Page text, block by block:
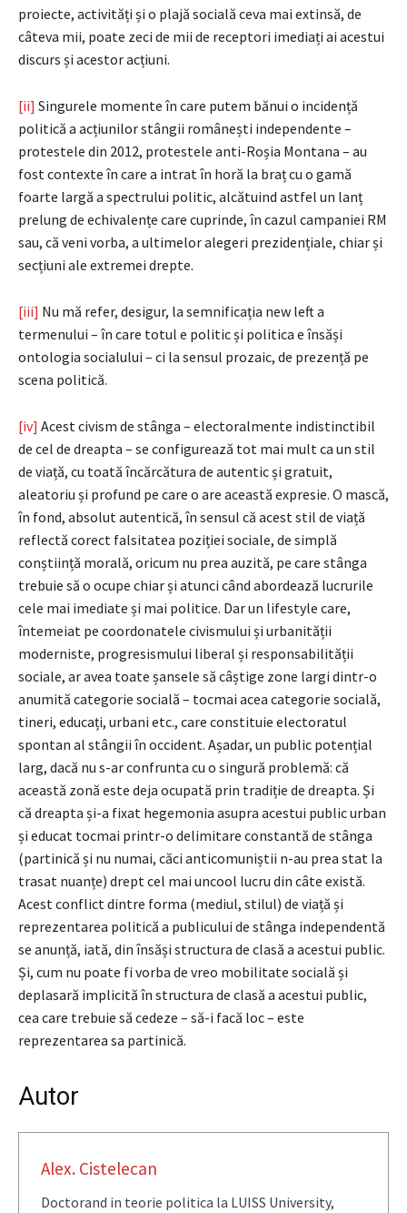
proiecte, activități și o plajă socială ceva mai extinsă, de
câteva mii, poate zeci de mii de receptori imediați ai acestui
discurs și acestor acțiuni.
[ii] Singurele momente în care putem bănui o incidență
politică a acțiunilor stângii românești independente –
protestele din 2012, protestele anti-Roșia Montana – au
fost contexte în care a intrat în horă la braț cu o gamă
foarte largă a spectrului politic, alcătuind astfel un lanț
prelung de echivalențe care cuprinde, în cazul campaniei RM
sau, că veni vorba, a ultimelor alegeri prezidențiale, chiar și
secțiuni ale extremei drepte.
[iii] Nu mă refer, desigur, la semnificația new left a
termenului – în care totul e politic și politica e însăși
ontologia socialului – ci la sensul prozaic, de prezență pe
scena politică.
[iv] Acest civism de stânga – electoralmente indistinctibil
de cel de dreapta – se configurează tot mai mult ca un stil
de viață, cu toată încărcătura de autentic și gratuit,
aleatoriu și profund pe care o are această expresie. O mască,
în fond, absolut autentică, în sensul că acest stil de viață
reflectă corect falsitatea poziției sociale, de simplă
conștiință morală, oricum nu prea auzită, pe care stânga
trebuie să o ocupe chiar și atunci când abordează lucrurile
cele mai imediate și mai politice. Dar un lifestyle care,
întemeiat pe coordonatele civismului și urbanității
moderniste, progresismului liberal și responsabilității
sociale, ar avea toate șansele să câștige zone largi dintr-o
anumită categorie socială – tocmai acea categorie socială,
tineri, educați, urbani etc., care constituie electoratul
spontan al stângii în occident. Așadar, un public potențial
larg, dacă nu s-ar confrunta cu o singură problemă: că
această zonă este deja ocupată prin tradiție de dreapta. Și
că dreapta și-a fixat hegemonia asupra acestui public urban
și educat tocmai printr-o delimitare constantă de stânga
(partinică și nu numai, căci anticomuniștii n-au prea stat la
trasat nuanțe) drept cel mai uncool lucru din câte există.
Acest conflict dintre forma (mediul, stilul) de viață și
reprezentarea politică a publicului de stânga independentă
se anunță, iată, din însăși structura de clasă a acestui public.
Și, cum nu poate fi vorba de vreo mobilitate socială și
deplasară implicită în structura de clasă a acestui public,
cea care trebuie să cedeze – să-i facă loc – este
reprezentarea sa partinică.
Autor
Alex. Cistelecan
Doctorand in teorie politica la LUISS University,